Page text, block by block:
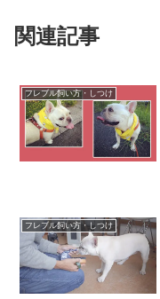
関連記事
フレブル飼い方・しつけ
フレブル飼い方・しつけ